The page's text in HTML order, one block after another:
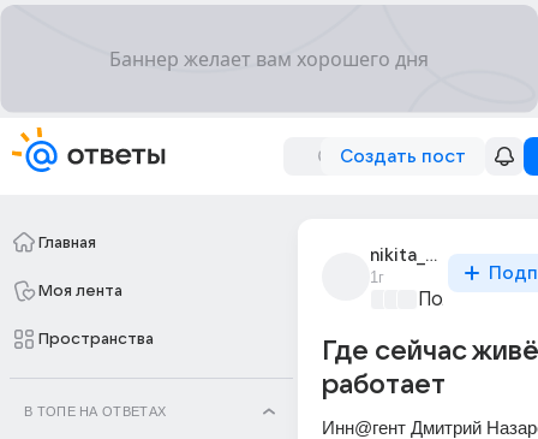
Создать пост
Главная
Моя лента
Пространства
В ТОПЕ НА ОТВЕТАХ
nikita_82540280
1г
Где сейчас
работает
Инн@гент Дмитрий